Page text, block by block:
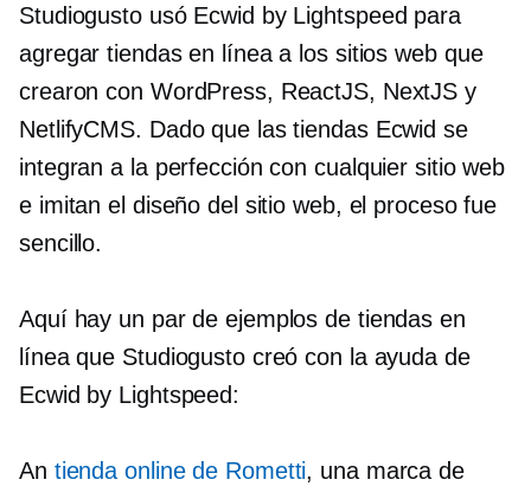
Studiogusto usó Ecwid by Lightspeed para
agregar tiendas en línea a los sitios web que
crearon con WordPress, ReactJS, NextJS y
NetlifyCMS. Dado que las tiendas Ecwid se
integran a la perfección con cualquier sitio web
e imitan el diseño del sitio web, el proceso fue
sencillo.
Aquí hay un par de ejemplos de tiendas en
línea que Studiogusto creó con la ayuda de
Ecwid by Lightspeed:
An tienda online de Rometti, una marca de